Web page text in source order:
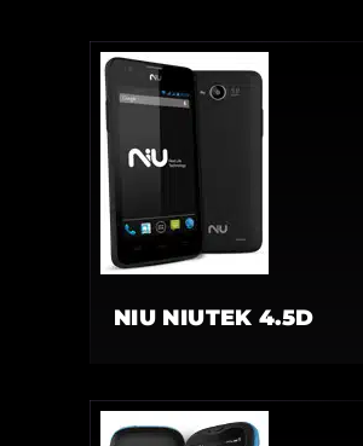
NIU NIUTEK 4.5D